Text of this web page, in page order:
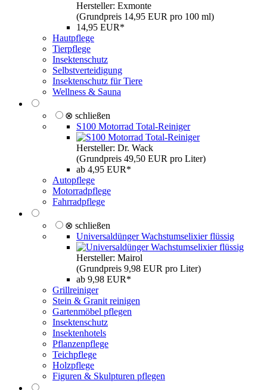
Hersteller: Exmonte
(Grundpreis 14,95 EUR pro 100 ml)
14,95 EUR*
Hautpflege
Tierpflege
Insektenschutz
Selbstverteidigung
Insektenschutz für Tiere
Wellness & Sauna
⊗ schließen
S100 Motorrad Total-Reiniger
Hersteller: Dr. Wack
(Grundpreis 49,50 EUR pro Liter)
ab 4,95 EUR*
Autopflege
Motorradpflege
Fahrradpflege
⊗ schließen
Universaldünger Wachstumselixier flüssig
Hersteller: Mairol
(Grundpreis 9,98 EUR pro Liter)
ab 9,98 EUR*
Grillreiniger
Stein & Granit reinigen
Gartenmöbel pflegen
Insektenschutz
Insektenhotels
Pflanzenpflege
Teichpflege
Holzpflege
Figuren & Skulpturen pflegen